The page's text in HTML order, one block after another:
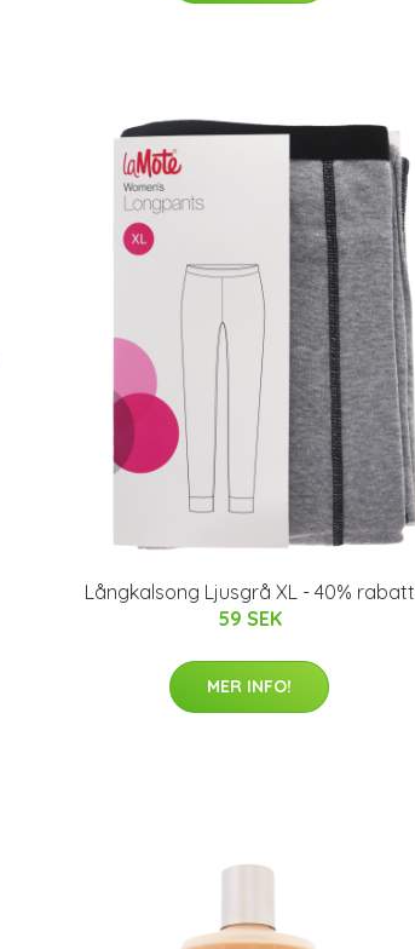
Långkalsong Ljusgrå XL - 40% rabatt
59 SEK
MER INFO!